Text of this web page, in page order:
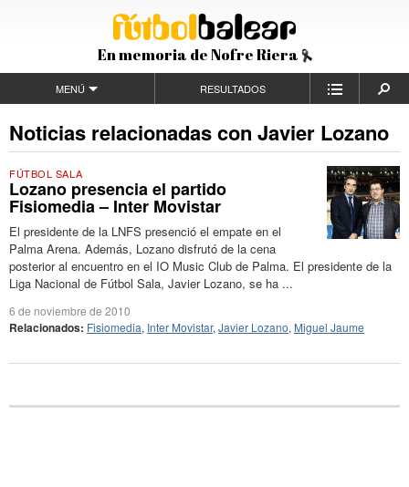
En memoria de Nofre Riera
MENÚ RESULTADOS
Noticias relacionadas con Javier Lozano
FÚTBOL SALA
Lozano presencia el partido
Fisiomedia – Inter Movistar
El presidente de la LNFS presenció el empate en el
Palma Arena. Además, Lozano disfrutó de la cena
posterior al encuentro en el IO Music Club de Palma. El presidente de la
Liga Nacional de Fútbol Sala, Javier Lozano, se ha ...
6 de noviembre de 2010
Relacionados: Fisiomedia, Inter Movistar, Javier Lozano, Miguel Jaume